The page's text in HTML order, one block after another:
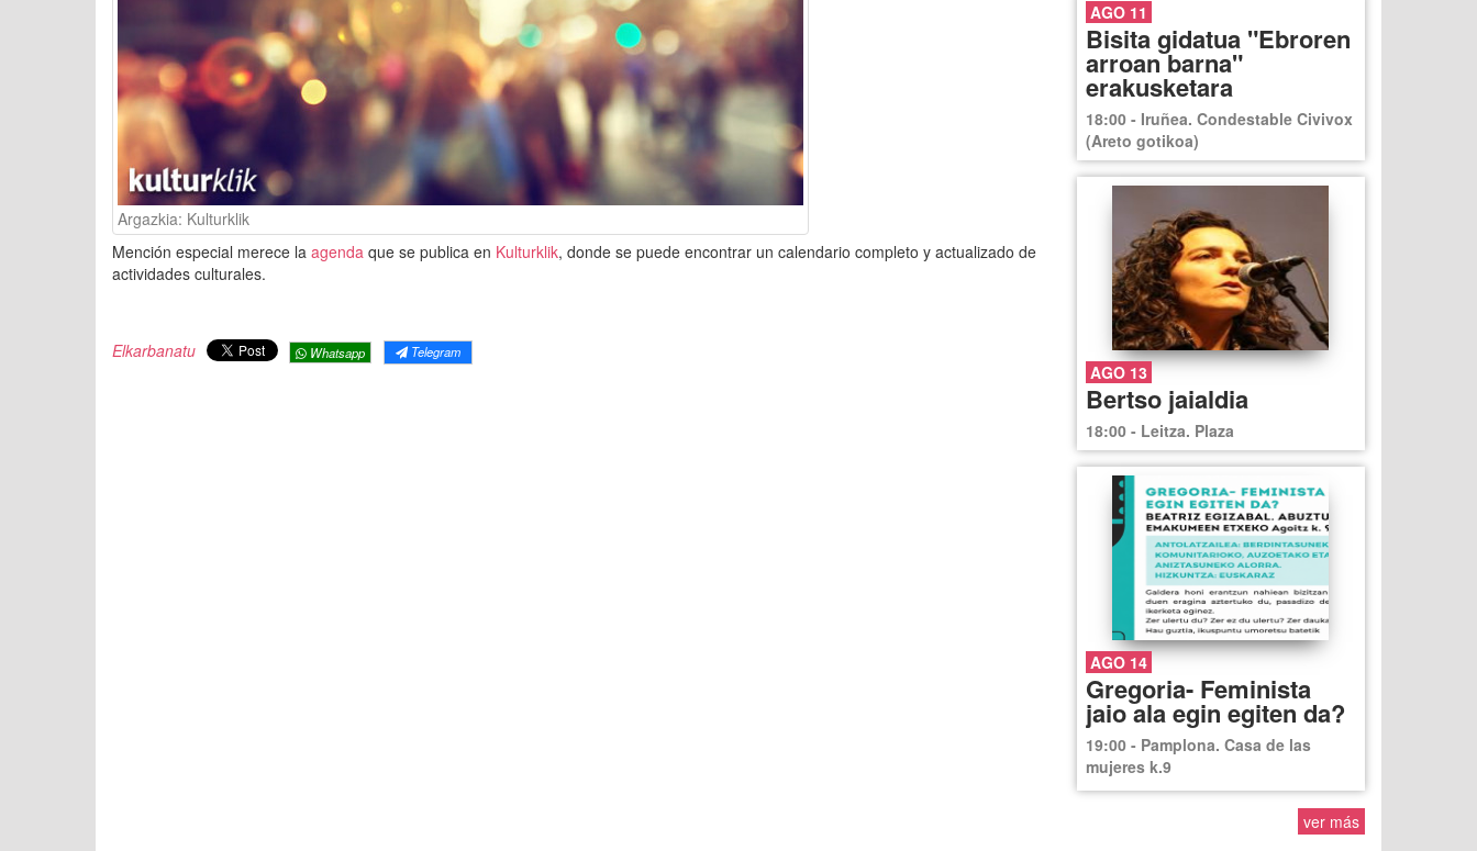
Argazkia: Kulturklik
Mención especial merece la agenda que se publica en Kulturklik, donde se puede encontrar un calendario completo y actualizado de
actividades culturales.
Elkarbanatu Whatsapp Telegram
AGO 11
Bisita gidatua "Ebroren
arroan barna"
erakusketara
18:00 - Iruñea. Condestable Civivox
(Areto gotikoa)
AGO 13
Bertso jaialdia
18:00 - Leitza. Plaza
AGO 14
Gregoria- Feminista
jaio ala egin egiten da?
19:00 - Pamplona. Casa de las
mujeres k.9
ver más